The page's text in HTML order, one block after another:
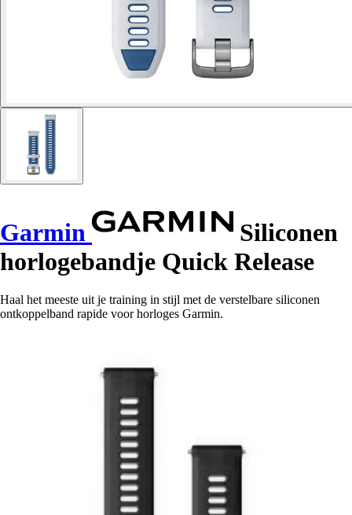
Garmin
Siliconen
horlogebandje Quick Release
Haal het meeste uit je training in stijl met de verstelbare siliconen
ontkoppelband rapide voor horloges Garmin.